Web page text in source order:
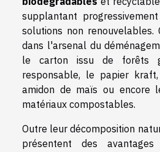
supplantant
solutions non renouvelables.
dans l'arsenal du
le carton issu de forêts
responsable, le papier
amidon de maïs ou encore
matériaux compostables.
Outre leur décomposition
présentent des